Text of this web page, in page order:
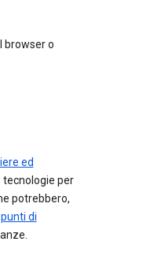
browser o
ed
tecnologie per
potrebbero,
punti di